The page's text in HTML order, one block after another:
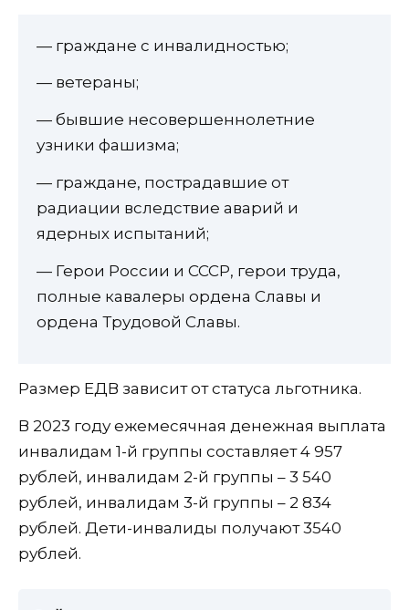
— граждане с инвалидностью;
— ветераны;
— бывшие несовершеннолетние
узники фашизма;
— граждане, пострадавшие от
радиации вследствие аварий и
ядерных испытаний;
— Герои России и СССР, герои труда,
полные кавалеры ордена Славы и
ордена Трудовой Славы.
Размер ЕДВ зависит от статуса льготника.
В 2023 году ежемесячная денежная выплата
инвалидам 1-й группы составляет 4 957
рублей, инвалидам 2-й группы – 3 540
рублей, инвалидам 3-й группы – 2 834
рублей. Дети-инвалиды получают 3540
рублей.